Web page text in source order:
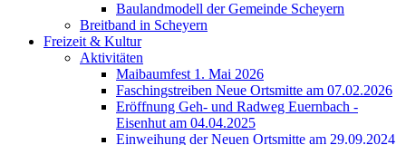
Baulandmodell der Gemeinde Scheyern
Breitband in Scheyern
Freizeit & Kultur
Aktivitäten
Maibaumfest 1. Mai 2026
Faschingstreiben Neue Ortsmitte am 07.02.2026
Eröffnung Geh- und Radweg Euernbach -
Eisenhut am 04.04.2025
Einweihung der Neuen Ortsmitte am 29.09.2024